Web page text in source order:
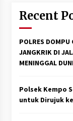
Recent
POLRES DOMPU
JANGKRIK DI
MENINGGAL
Polsek Kempo
untuk Dirujuk ke